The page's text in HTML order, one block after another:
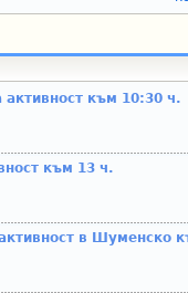
активност към 10:30 ч.
към 13 ч.
в Шуменско